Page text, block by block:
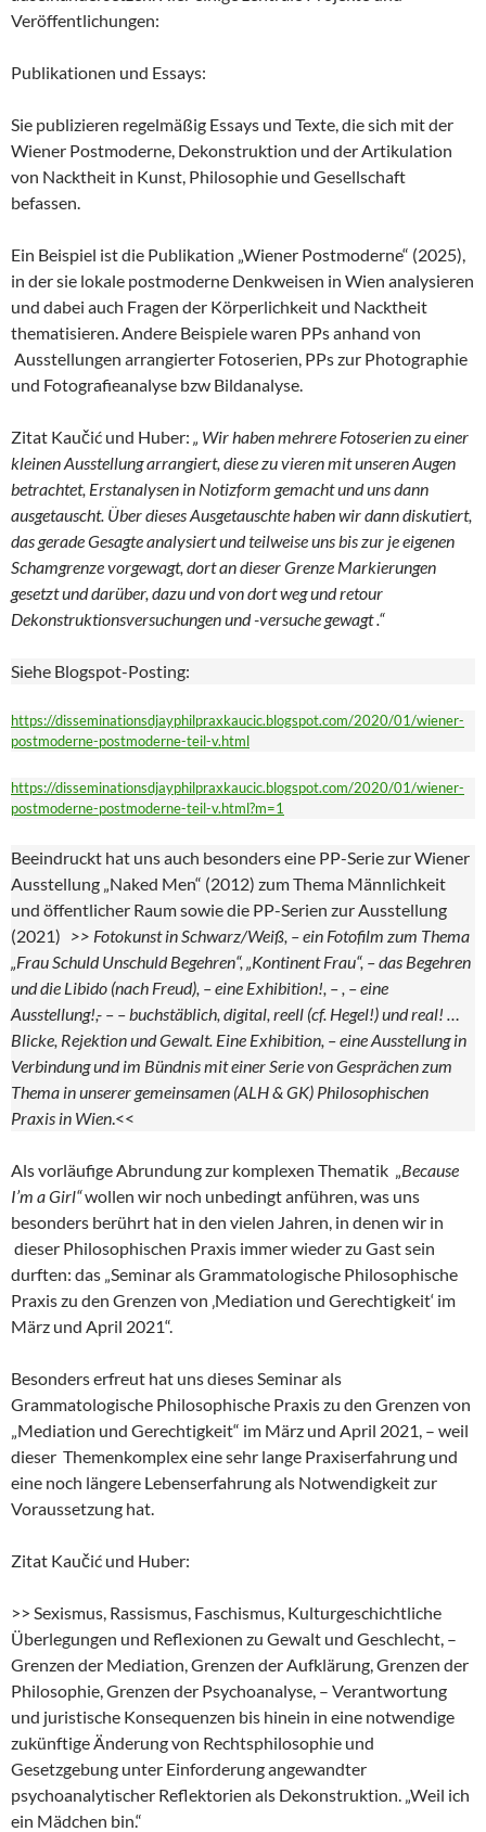
Veröffentlichungen:
Publikationen und Essays:
Sie publizieren regelmäßig Essays und Texte, die sich mit der
Wiener Postmoderne, Dekonstruktion und der Artikulation
von Nacktheit in Kunst, Philosophie und Gesellschaft
befassen.
Ein Beispiel ist die Publikation „Wiener Postmoderne“ (2025),
in der sie lokale postmoderne Denkweisen in Wien analysieren
und dabei auch Fragen der Körperlichkeit und Nacktheit
thematisieren. Andere Beispiele waren PPs anhand von
Ausstellungen arrangierter Fotoserien, PPs zur Photographie
und Fotografieanalyse bzw Bildanalyse.
Zitat Kaučić und Huber: „ Wir haben mehrere Fotoserien zu einer
kleinen Ausstellung arrangiert, diese zu vieren mit unseren Augen
betrachtet, Erstanalysen in Notizform gemacht und uns dann
ausgetauscht. Über dieses Ausgetauschte haben wir dann diskutiert,
das gerade Gesagte analysiert und teilweise uns bis zur je eigenen
Schamgrenze vorgewagt, dort an dieser Grenze Markierungen
gesetzt und darüber, dazu und von dort weg und retour
Dekonstruktionsversuchungen und -versuche gewagt .“
Siehe Blogspot-Posting:
https://disseminationsdjayphilpraxkaucic.blogspot.com/2020/01/wiener-
postmoderne-postmoderne-teil-v.html
https://disseminationsdjayphilpraxkaucic.blogspot.com/2020/01/wiener-
postmoderne-postmoderne-teil-v.html?m=1
Beeindruckt hat uns auch besonders eine PP-Serie zur Wiener
Ausstellung „Naked Men“ (2012) zum Thema Männlichkeit
und öffentlicher Raum sowie die PP-Serien zur Ausstellung
(2021) >> Fotokunst in Schwarz/Weiß, – ein Fotofilm zum Thema
„Frau Schuld Unschuld Begehren“, „Kontinent Frau“, – das Begehren
und die Libido (nach Freud), – eine Exhibition!, – , – eine
Ausstellung!,- – – buchstäblich, digital, reell (cf. Hegel!) und real! …
Blicke, Rejektion und Gewalt. Eine Exhibition, – eine Ausstellung in
Verbindung und im Bündnis mit einer Serie von Gesprächen zum
Thema in unserer gemeinsamen (ALH & GK) Philosophischen
Praxis in Wien.<<
Als vorläufige Abrundung zur komplexen Thematik „Because
I’m a Girl“wollen wir noch unbedingt anführen, was uns
besonders berührt hat in den vielen Jahren, in denen wir in
dieser Philosophischen Praxis immer wieder zu Gast sein
durften: das „Seminar als Grammatologische Philosophische
Praxis zu den Grenzen von ‚Mediation und Gerechtigkeit‘ im
März und April 2021“.
Besonders erfreut hat uns dieses Seminar als
Grammatologische Philosophische Praxis zu den Grenzen von
„Mediation und Gerechtigkeit“ im März und April 2021, – weil
dieser Themenkomplex eine sehr lange Praxiserfahrung und
eine noch längere Lebenserfahrung als Notwendigkeit zur
Voraussetzung hat.
Zitat Kaučić und Huber:
>> Sexismus, Rassismus, Faschismus, Kulturgeschichtliche
Überlegungen und Reflexionen zu Gewalt und Geschlecht, –
Grenzen der Mediation, Grenzen der Aufklärung, Grenzen der
Philosophie, Grenzen der Psychoanalyse, – Verantwortung
und juristische Konsequenzen bis hinein in eine notwendige
zukünftige Änderung von Rechtsphilosophie und
Gesetzgebung unter Einforderung angewandter
psychoanalytischer Reflektorien als Dekonstruktion. „Weil ich
ein Mädchen bin.“